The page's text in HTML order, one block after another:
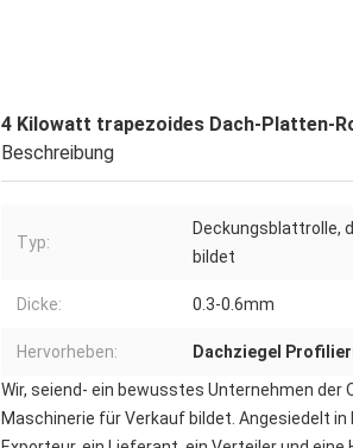
4 Kilowatt trapezoides Dach-Platten-
Beschreibung
Typ:
Deckungsblattrolle,
bildet
Dicke: 0.3-0.6mm
Hervorheben: Dachziegel
Wir, seiend- ein bewusstes Unternehmen
Maschinerie für Verkauf bildet. Angesiedelt